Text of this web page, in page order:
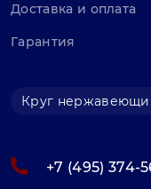
Доставка и оплата
Гарантия
Круг
+7 (495) 374-